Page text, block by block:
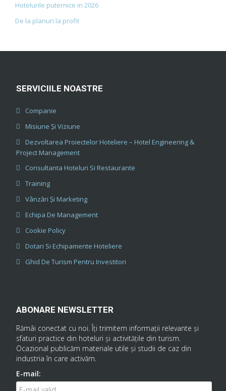
Hotelurile puternice in 2026
De la planuri la profit
SERVICIILE NOASTRE
Companie
Misiune Și Viziune
Dezvoltarea Proiectelor Hoteliere – Hotel Engineering &
Project Management
Consultanta Hoteluri Si Restaurante
Training
Vânzări Și Marketing
Echipa De Management
Cookie Policy
Dotari Si Echipamente Hoteliere
Ghid De Turism Pentru Investitori
ABONARE NEWSLETTER
Rămâi conectat cu noi. Îţi trimitem informaţii relevante şi
sfaturi practice din hoteluri şi activităţile din turism.
Ocazional publicăm materiale utile şi studii de caz din
industria în care activăm.
E-mail: